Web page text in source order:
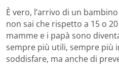
È vero, l’arrivo di un
non sai che rispetto a 15 o
mamme e i papà sono
sempre più utili, sempre più
soddisfare, ma anche di